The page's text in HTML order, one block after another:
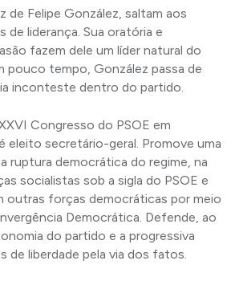
de Felipe González, saltam aos
de liderança. Sua oratória e
fazem dele um líder natural do
pouco tempo, González passa de
inconteste dentro do partido.
Congresso do PSOE em
eleito secretário-geral. Promove uma
ruptura democrática do regime, na
socialistas sob a sigla do PSOE e
outras forças democráticas por meio
Democrática. Defende, ao
do partido e a progressiva
de liberdade pela via dos fatos.